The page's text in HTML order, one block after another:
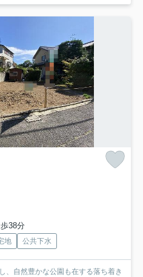
38分
地 公共下水
、自然豊かな公園も在する落ち着き